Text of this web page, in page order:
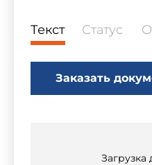
Текст Статус
Заказать
Загрузка